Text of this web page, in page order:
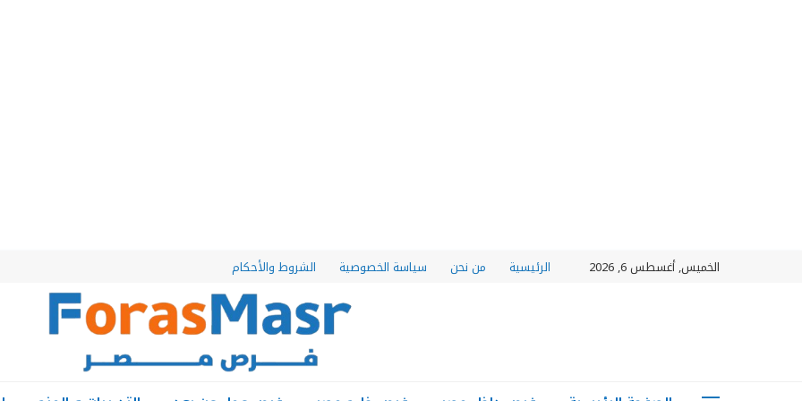
الخميس, أغسطس 6, 2026 الرئيسية من نحن سياسة الخصوصية الشروط والأحكام